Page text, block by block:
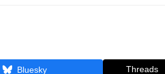
Bluesky Threads